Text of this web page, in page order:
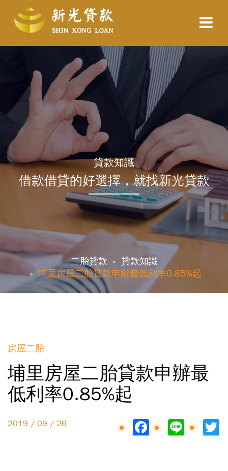
貸款知識
借款借貸的好選擇，就找新光貸款
二胎貸款
貸款知識
埔里房屋二胎貸款申辦最低利率0.85%起
房屋二胎
埔里房屋二胎貸款申辦最
低利率0.85%起
2019 / 09 / 26 FacebookLine